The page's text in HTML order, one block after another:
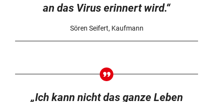
an das Virus erinnert wird.“
Sören Seifert, Kaufmann
„Ich kann nicht das ganze Leben